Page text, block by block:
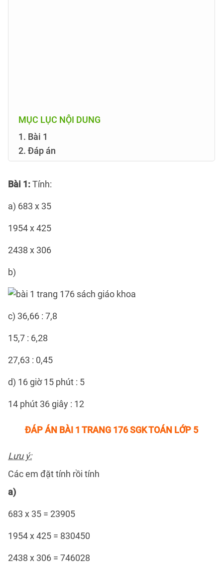
MỤC LỤC NỘI DUNG
1. Bài 1
2. Đáp án
Bài 1:Tính:
a) 683 x 35
1954 x 425
2438 x 306
b)
c) 36,66 : 7,8
15,7 : 6,28
27,63 : 0,45
d) 16 giờ 15 phút : 5
14 phút 36 giây : 12
ĐÁP ÁN BÀI 1 TRANG 176 SGK TOÁN LỚP 5
Lưu ý:
Các em đặt tính rồi tính
a)
683 x 35 = 23905
1954 x 425 = 830450
2438 x 306 = 746028